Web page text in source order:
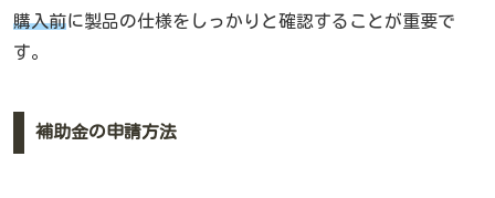
購入前に製品の仕様をしっかりと確認することが重要で
す。
補助金の申請方法